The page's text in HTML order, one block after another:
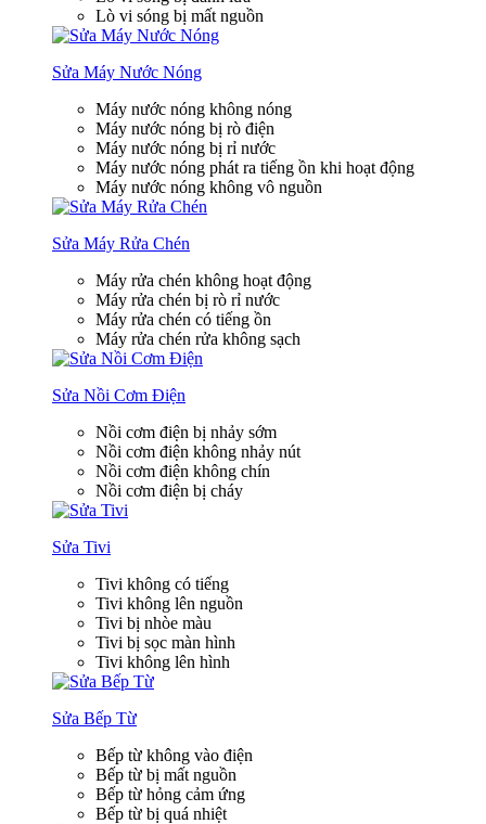
Lò vi sóng bị mất nguồn
Sửa Máy Nước Nóng
Máy nước nóng không nóng
Máy nước nóng bị rò điện
Máy nước nóng bị rỉ nước
Máy nước nóng phát ra tiếng ồn khi hoạt động
Máy nước nóng không vô nguồn
Sửa Máy Rửa Chén
Máy rửa chén không hoạt động
Máy rửa chén bị rò rỉ nước
Máy rửa chén có tiếng ồn
Máy rửa chén rửa không sạch
Sửa Nồi Cơm Điện
Nồi cơm điện bị nhảy sớm
Nồi cơm điện không nhảy nút
Nồi cơm điện không chín
Nồi cơm điện bị cháy
Sửa Tivi
Tivi không có tiếng
Tivi không lên nguồn
Tivi bị nhòe màu
Tivi bị sọc màn hình
Tivi không lên hình
Sửa Bếp Từ
Bếp từ không vào điện
Bếp từ bị mất nguồn
Bếp từ hỏng cảm ứng
Bếp từ bị quá nhiệt